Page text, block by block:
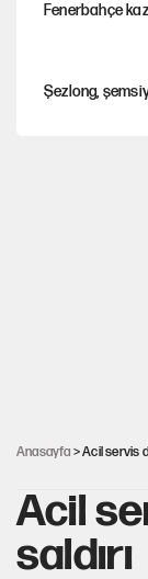
Fenerbahçe
Şezlong,
Anasayfa > Acil servis
Acil
saldırı